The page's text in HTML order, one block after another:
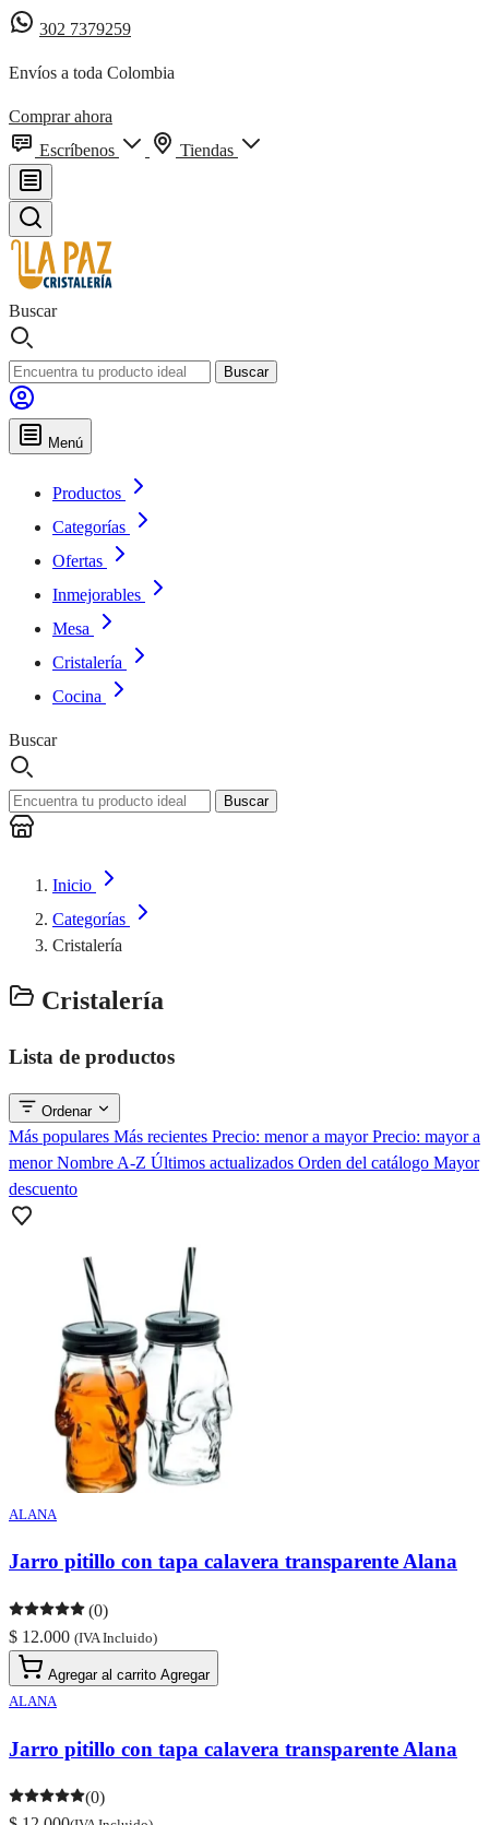
302 7379259
Envíos a toda Colombia
Comprar ahora
Escríbenos
Tiendas
Buscar
Buscar
Menú
Productos
Categorías
Ofertas
Inmejorables
Mesa
Cristalería
Cocina
Buscar
Buscar
Inicio
Categorías
Cristalería
Cristalería
Lista de productos
Ordenar
Más populares Más recientes Precio: menor a mayorPrecio: mayor a
menorNombre A-Z Últimos actualizados Orden del catálogo Mayor
descuento
ALANA
Jarro pitillo con tapa calavera transparente Alana
(0)
$ 12.000 (IVA Incluido)
Agregar al carrito Agregar
ALANA
Jarro pitillo con tapa calavera transparente Alana
(0)